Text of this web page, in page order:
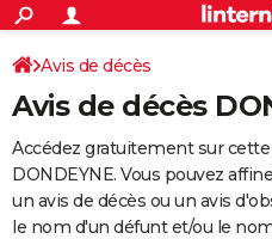
ACTUALITÉS
Politique
Société
Faits Divers
Education
Monde
Villes
+
SPORT
Coupe du monde 2026
Football
Tennis
Cyclisme
Rugby
Forum
Programme TV
TNT
Streaming
Cinéma
Sorties cinéma
Musique
+
FINANCE
Impôts
Immobilier
Risques naturels par ville
Banque
Assurance
Crédit
AUTO
Avis de décès
Avis de décès
Accédez gratuitement sur
DONDEYNE. Vous pouvez
un avis de décès ou un avis
le nom d'un défunt et/ou le